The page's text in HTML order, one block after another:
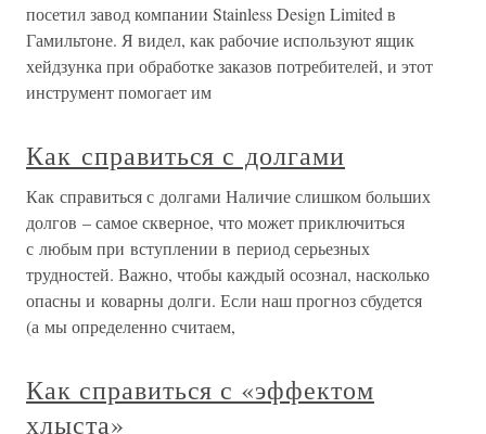
посетил завод компании Stainless Design Limited в
Гамильтоне. Я видел, как рабочие используют ящик
хейдзунка при обработке заказов потребителей, и этот
инструмент помогает им
Как справиться с долгами
Как справиться с долгами Наличие слишком больших
долгов – самое скверное, что может приключиться
с любым при вступлении в период серьезных
трудностей. Важно, чтобы каждый осознал, насколько
опасны и коварны долги. Если наш прогноз сбудется
(а мы определенно считаем,
Как справиться с «эффектом
хлыста»